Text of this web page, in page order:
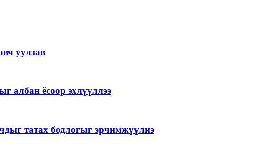
уулзав
албан ёсоор эхлүүллээ
татах бодлогыг эрчимжүүлнэ